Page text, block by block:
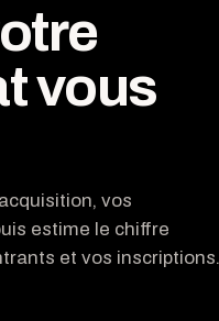
vous
vos
estime le chiffre
et vos inscriptions.